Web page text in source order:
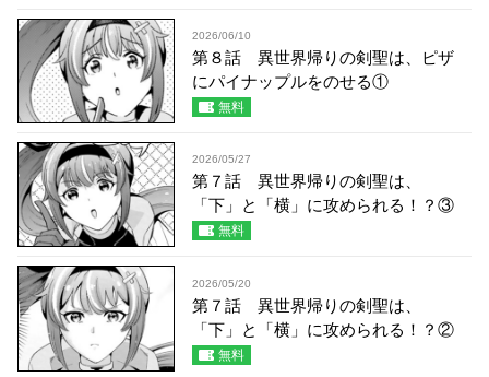
2026/06/10
第８話 異世界帰りの剣聖は、ピザ
にパイナップルをのせる①
無料
2026/05/27
第７話 異世界帰りの剣聖は、
「下」と「横」に攻められる！？③
無料
2026/05/20
第７話 異世界帰りの剣聖は、
「下」と「横」に攻められる！？②
無料